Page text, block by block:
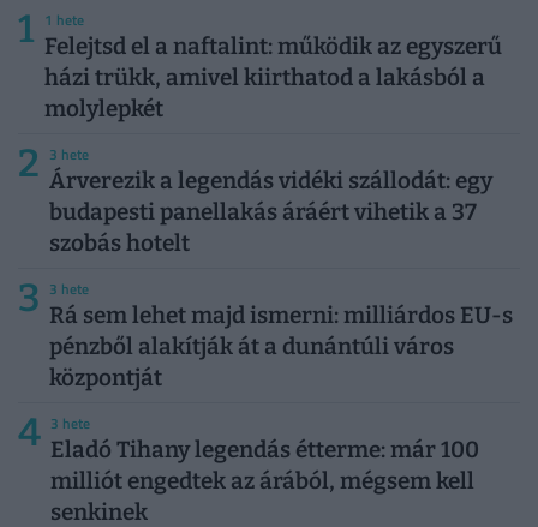
1 1 hete
Felejtsd el a naftalint: működik az egyszerű
házi trükk, amivel kiirthatod a lakásból a
molylepkét
2 3 hete
Árverezik a legendás vidéki szállodát: egy
budapesti panellakás áráért vihetik a 37
szobás hotelt
3 3 hete
Rá sem lehet majd ismerni: milliárdos EU-s
pénzből alakítják át a dunántúli város
központját
4 3 hete
Eladó Tihany legendás étterme: már 100
milliót engedtek az árából, mégsem kell
senkinek